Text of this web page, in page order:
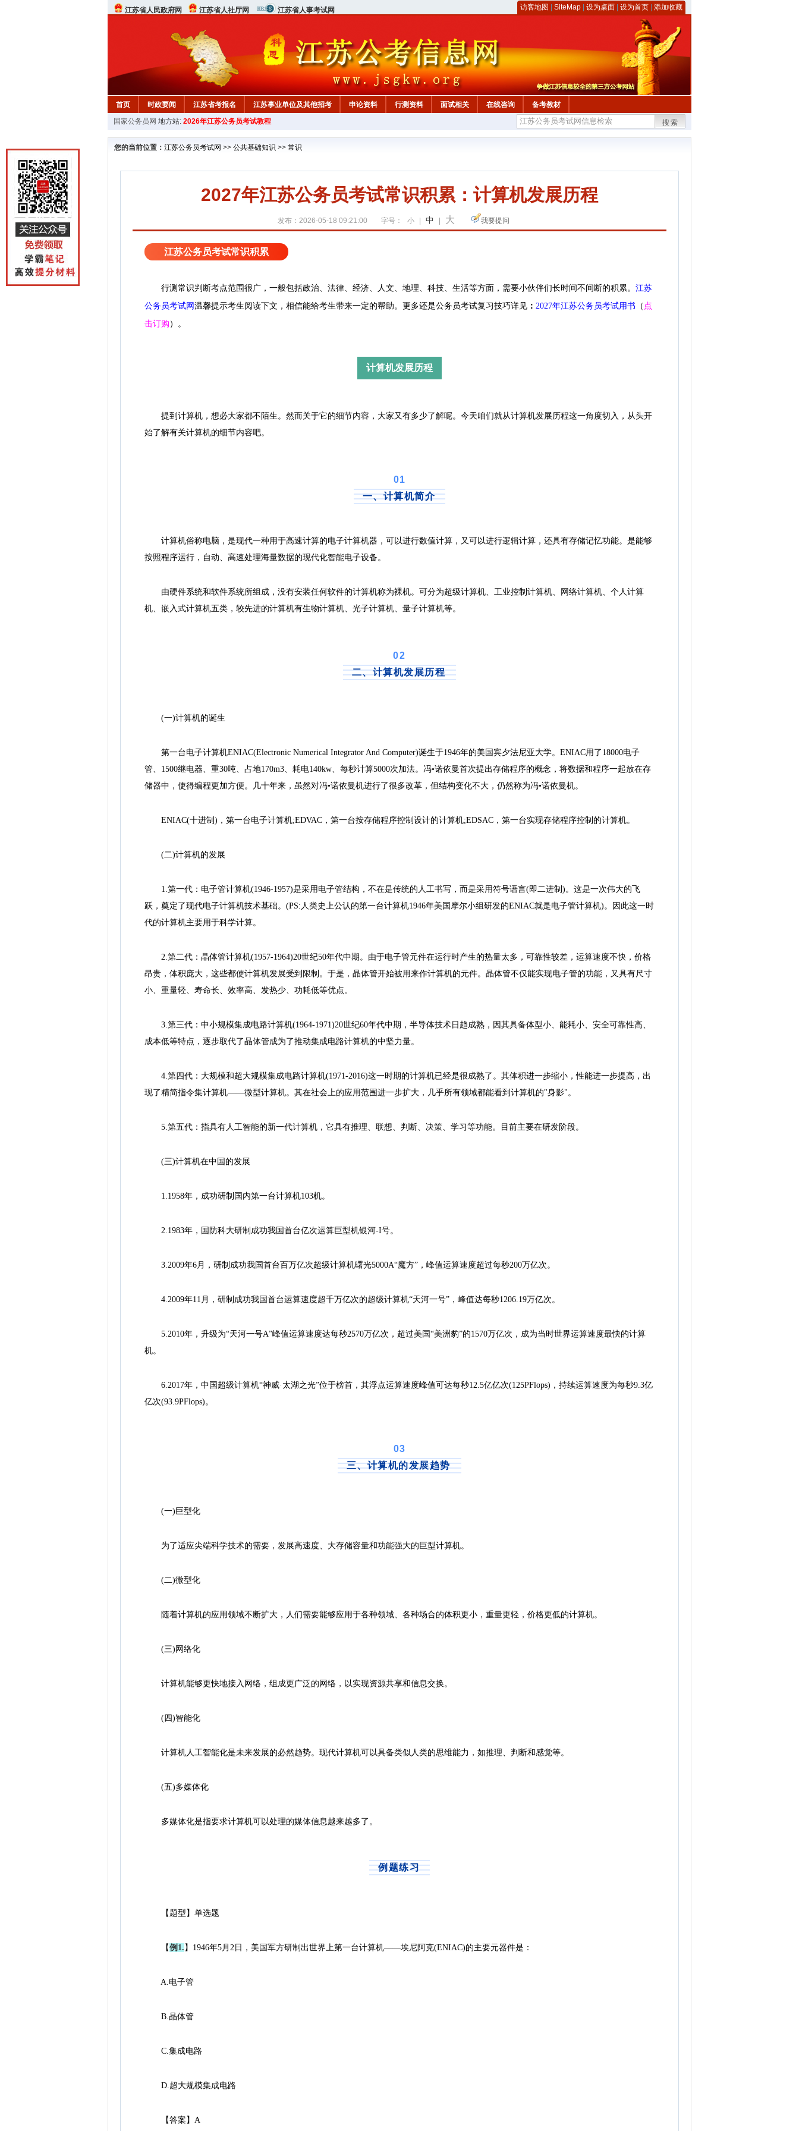
江苏省人民政府网 江苏省人社厅网 江苏省人事考试网 访客地图 SiteMap 设为桌面 设为首页 添加收藏
首页 时政要闻 江苏省考报名 江苏事业单位及其他招考 申论资料 行测资料 面试相关 在线咨询
备考教材
国家公务员网 地方站: 2026年江苏公务员考试教程 搜索
您的当前位置： 江苏公务员考试网 >> 公共基础知识 >> 常识
2027年江苏公务员考试常识积累：计算机发展历程
发布：2026-05-18 09:21:00 字号： 小 中 大 我要提问
江苏公务员考试常识积累
行测常识判断考点范围很广，一般包括政治、法律、经济、人文、地理、科技、生活等方面，需要小伙伴们长时间不间断的积累。 江苏
公务员考试网温馨提示考生阅读下文，相信能给考生带来一定的帮助。 更多还是公务员考试复习技巧详见 ： 2027年江苏公务员考试用书 （ 点
击订购 ）。
计算机发展历程
提到计算机，想必大家都不陌生。然而关于它的细节内容，大家又有多少了解呢。今天咱们就从计算机发展历程这一角度切入，从头开
始了解有关计算机的细节内容吧。
01
一、计算机简介
计算机俗称电脑，是现代一种用于高速计算的电子计算机器，可以进行数值计算，又可以进行逻辑计算，还具有存储记忆功能。是能够
按照程序运行，自动、高速处理海量数据的现代化智能电子设备。
由硬件系统和软件系统所组成，没有安装任何软件的计算机称为裸机。可分为超级计算机、工业控制计算机、网络计算机、个人计算
机、嵌入式计算机五类，较先进的计算机有生物计算机、光子计算机、量子计算机等。
02
二、计算机发展历程
(一)计算机的诞生
第一台电子计算机ENIAC(Electronic Numerical Integrator And Computer)诞生于1946年的美国宾夕法尼亚大学。ENIAC用了18000电子
管、1500继电器、重30吨、占地170m3、耗电140kw、每秒计算5000次加法。冯•诺依曼首次提出存储程序的概念，将数据和程序一起放在存
储器中，使得编程更加方便。几十年来，虽然对冯•诺依曼机进行了很多改革，但结构变化不大，仍然称为冯•诺依曼机。
ENIAC(十进制)，第一台电子计算机;EDVAC，第一台按存储程序控制设计的计算机;EDSAC，第一台实现存储程序控制的计算机。
(二)计算机的发展
1.第一代：电子管计算机(1946-1957)是采用电子管结构，不在是传统的人工书写，而是采用符号语言(即二进制)。这是一次伟大的飞
跃，奠定了现代电子计算机技术基础。(PS:人类史上公认的第一台计算机1946年美国摩尔小组研发的ENIAC就是电子管计算机)。因此这一时
代的计算机主要用于科学计算。
2.第二代：晶体管计算机(1957-1964)20世纪50年代中期。由于电子管元件在运行时产生的热量太多，可靠性较差，运算速度不快，价格
昂贵，体积庞大，这些都使计算机发展受到限制。于是，晶体管开始被用来作计算机的元件。晶体管不仅能实现电子管的功能，又具有尺寸
小、重量轻、寿命长、效率高、发热少、功耗低等优点。
3.第三代：中小规模集成电路计算机(1964-1971)20世纪60年代中期，半导体技术日趋成熟，因其具备体型小、能耗小、安全可靠性高、
成本低等特点，逐步取代了晶体管成为了推动集成电路计算机的中坚力量。
4.第四代：大规模和超大规模集成电路计算机(1971-2016)这一时期的计算机已经是很成熟了。其体积进一步缩小，性能进一步提高，出
现了精简指令集计算机——微型计算机。其在社会上的应用范围进一步扩大，几乎所有领域都能看到计算机的"身影"。
5.第五代：指具有人工智能的新一代计算机，它具有推理、联想、判断、决策、学习等功能。目前主要在研发阶段。
(三)计算机在中国的发展
1.1958年，成功研制国内第一台计算机103机。
2.1983年，国防科大研制成功我国首台亿次运算巨型机银河-I号。
3.2009年6月，研制成功我国首台百万亿次超级计算机曙光5000A“魔方”，峰值运算速度超过每秒200万亿次。
4.2009年11月，研制成功我国首台运算速度超千万亿次的超级计算机“天河一号”，峰值达每秒1206.19万亿次。
5.2010年，升级为“天河一号A”峰值运算速度达每秒2570万亿次，超过美国“美洲豹”的1570万亿次，成为当时世界运算速度最快的计算
机。
6.2017年，中国超级计算机“神威·太湖之光”位于榜首，其浮点运算速度峰值可达每秒12.5亿亿次(125PFlops)，持续运算速度为每秒9.3亿
亿次(93.9PFlops)。
03
三、计算机的发展趋势
(一)巨型化
为了适应尖端科学技术的需要，发展高速度、大存储容量和功能强大的巨型计算机。
(二)微型化
随着计算机的应用领域不断扩大，人们需要能够应用于各种领域、各种场合的体积更小，重量更轻，价格更低的计算机。
(三)网络化
计算机能够更快地接入网络，组成更广泛的网络，以实现资源共享和信息交换。
(四)智能化
计算机人工智能化是未来发展的必然趋势。现代计算机可以具备类似人类的思维能力，如推理、判断和感觉等。
(五)多媒体化
多媒体化是指要求计算机可以处理的媒体信息越来越多了。
例题练习
【题型】单选题
【例1. 】1946年5月2日，美国军方研制出世界上第一台计算机——埃尼阿克(ENIAC)的主要元器件是：
A.电子管
B.晶体管
C.集成电路
D.超大规模集成电路
【答案】A